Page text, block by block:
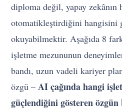
diploma değil, yapay zekânın
otomatikleştirdiğini hangisini
okuyabilmektir. Aşağıda 8
işletme mezununun
bandı, uzun vadeli kariyer
özgü –AI çağında hangi
güçlendiğini gösteren özgün